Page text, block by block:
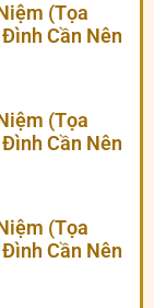
(Tọa
Cần Nên
(Tọa
Cần Nên
(Tọa
Cần Nên